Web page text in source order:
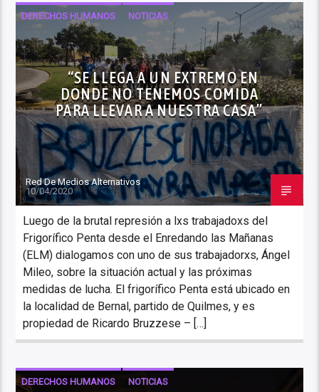
DERECHOS HUMANOS NOTICIAS
“SE LLEGA A UN EXTREMO EN
DONDE NO TENEMOS COMIDA
PARA LLEVAR A NUESTRA CASA”
Red De Medios Alternativos
10/04/2020
Luego de la brutal represión a lxs trabajadoxs del
Frigorífico Penta desde el Enredando las Mañanas
(ELM) dialogamos con uno de sus trabajadorxs, Ángel
Mileo, sobre la situación actual y las próximas
medidas de lucha. El frigorífico Penta está ubicado en
la localidad de Bernal, partido de Quilmes, y es
propiedad de Ricardo Bruzzese – […]
DERECHOS HUMANOS NOTICIAS